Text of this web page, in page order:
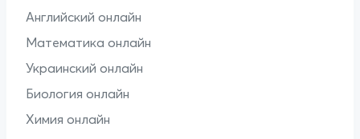
Английский онлайн
Математика онлайн
Украинский онлайн
Биология онлайн
Химия онлайн